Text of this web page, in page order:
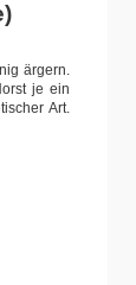
ärgern.
je ein
Art.